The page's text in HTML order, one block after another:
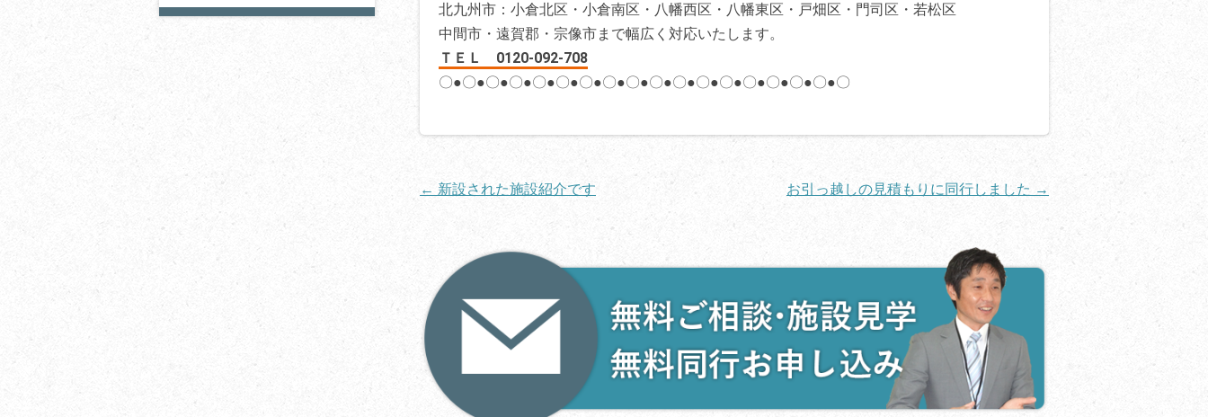
北九州市：小倉北区・小倉南区・八幡西区・八幡東区・戸畑区・門司区・若松区
中間市・遠賀郡・宗像市まで幅広く対応いたします。
ＴＥＬ 0120-092-708
〇●〇●〇●〇●〇●〇●〇●〇●〇●〇●〇●〇●〇●〇●〇●〇●〇●〇
投
ゲ
ー
シ
← 新設された施設紹介です お引っ越しの見積もりに同行しました →